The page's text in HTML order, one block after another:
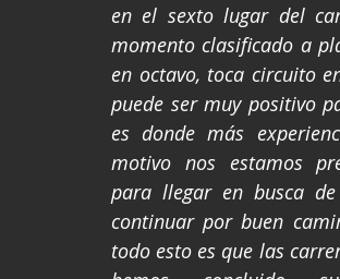
en el sexto lugar del
momento clasificado a
en octavo, toca circuito
puede ser muy positivo
es donde más
motivo nos estamos
para llegar en busca
continuar por buen
todo esto es que las